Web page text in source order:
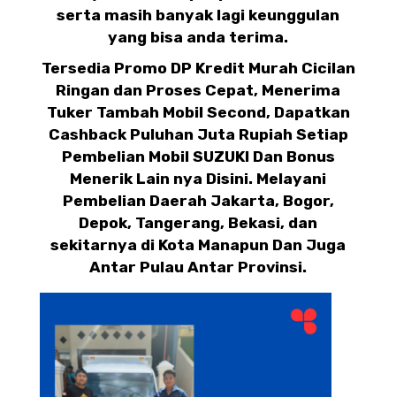
serta masih banyak lagi keunggulan
yang bisa anda terima.
Tersedia Promo DP Kredit Murah Cicilan
Ringan dan Proses Cepat, Menerima
Tuker Tambah Mobil Second, Dapatkan
Cashback Puluhan Juta Rupiah Setiap
Pembelian Mobil SUZUKI Dan Bonus
Menerik Lain nya Disini. Melayani
Pembelian Daerah Jakarta, Bogor,
Depok, Tangerang, Bekasi, dan
sekitarnya di Kota Manapun Dan Juga
Antar Pulau Antar Provinsi.